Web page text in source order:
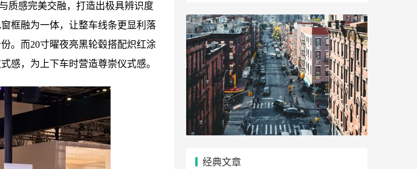
质感完美交融，打造出极具辨识度
框融为一体，让整车线条更显利落
。而20寸曜夜亮黑轮毂搭配炽红涂
感，为上下车时营造尊崇仪式感。
经典文章